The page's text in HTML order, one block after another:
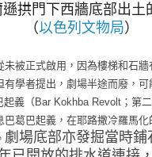
遜拱門下西牆底部出土
（以色列文物局）
未被正式啟用，因為樓梯和石
有學者提出，劇場半途而廢，
義（Bar Kokhba Revolt； 第
巴葛巴起義 ，在耶路撒冷羅馬
劇場底部亦發掘當時